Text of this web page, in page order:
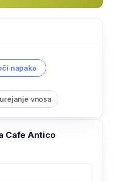
napako
vnosa
Cafe Antico